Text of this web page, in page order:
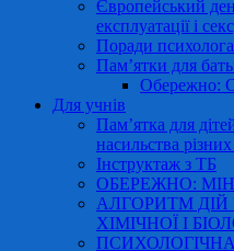
Європейський
експлуатації і
Поради психолога
Пам’ятки для
Обережно:
Для учнів
Пам’ятка для
насильства
Інструктаж з ТБ
ОБЕРЕЖНО:
АЛГОРИТМ ДІЙ
ХІМІЧНОЇ І